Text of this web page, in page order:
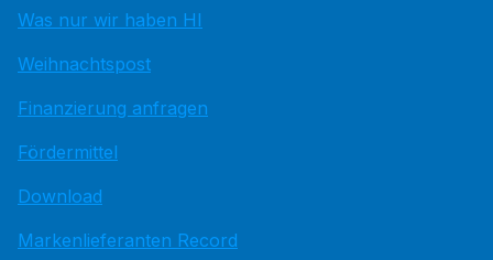
Was nur wir haben HI
Weihnachtspost
Finanzierung anfragen
Fördermittel
Download
Markenlieferanten Record